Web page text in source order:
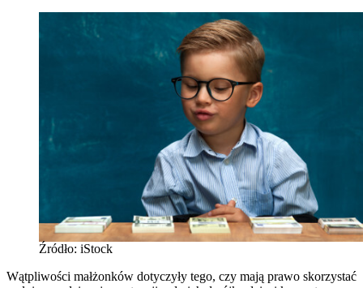
Źródło: iStock
Wątpliwości małżonków dotyczyły tego, czy mają prawo skorzystać